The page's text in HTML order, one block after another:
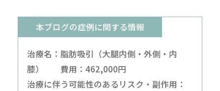
本ブログの症例に関する情報
治療名：脂肪吸引（大腿内側・外側・内
膝） 費用：462,000円
治療に伴う可能性のあるリスク・副作用：